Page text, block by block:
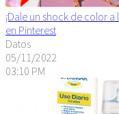
¡Dale un shock de color
en Pinterest
Datos
05/11/2022
03:10 PM